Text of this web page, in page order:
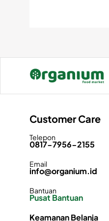
Customer Care
Telepon
0817-7956-2155
Email
info@organium.id
Bantuan
Pusat Bantuan
Keamanan Belanja